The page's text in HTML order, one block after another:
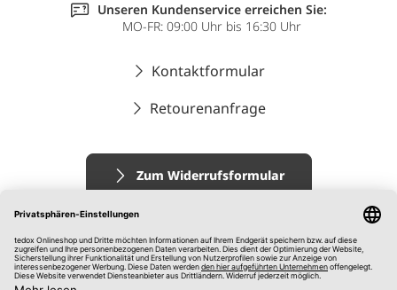
Unseren Kundenservice erreichen Sie:
MO-FR: 09:00 Uhr bis 16:30 Uhr
Kontaktformular
Retourenanfrage
Zum Widerrufsformular
Impressum
AGB